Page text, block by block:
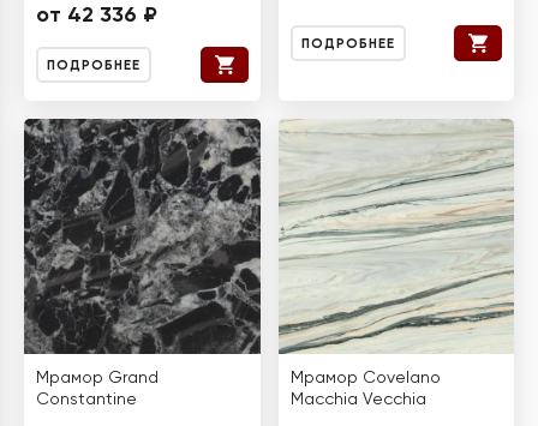
от 42 336 ₽
ПОДРОБНЕЕ
ПОДРОБНЕЕ
Мрамор Grand
Constantine
Мрамор Covelano
Macchia Vecchia